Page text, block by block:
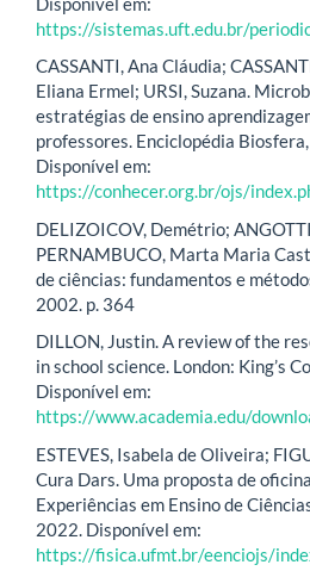
https://sistemas.uft.edu.br/
CASSANTI, Ana Cláudia;
Eliana Ermel; URSI, Suzana.
estratégias de ensino
professores. Enciclopédia
Disponível em:
https://conhecer.org.br/ojs/
DELIZOICOV, Demétrio;
PERNAMBUCO, Marta Maria
de ciências: fundamentos e
2002. p. 364
DILLON, Justin. A review of the
in school science. London: King’s
Disponível em:
https://www.academia.edu/
ESTEVES, Isabela de Oliveira;
Cura Dars. Uma proposta de
Experiências em Ensino de
2022. Disponível em:
https://fisica.ufmt.br/eenciojs/